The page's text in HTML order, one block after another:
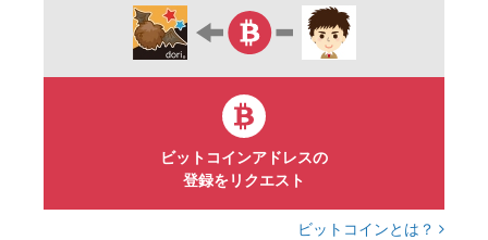
ビットコインアドレスの
登録をリクエスト
ビットコインとは？